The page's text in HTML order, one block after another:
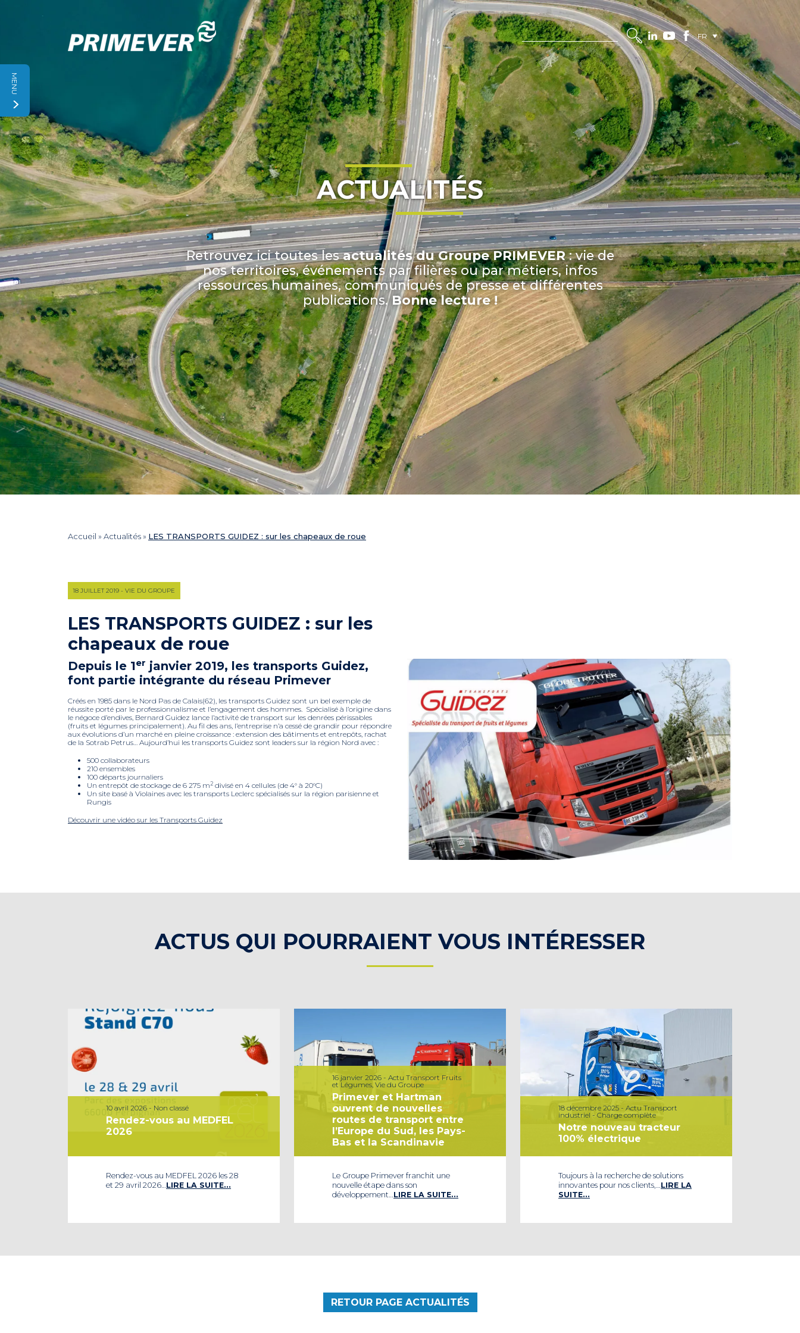
FR
MENU
ACTUALITÉS
Retrouvez ici toutes lesactualités du Groupe PRIMEVER: vie de
nos territoires, événements par filières ou par métiers, infos
ressources humaines, communiqués de presse et différentes
publications.Bonne lecture !
Accueil » Actualités» LES TRANSPORTS GUIDEZ : sur les chapeaux de roue
18 JUILLET 2019 - VIE DU GROUPE
LES TRANSPORTS GUIDEZ : sur les
chapeaux de roue
Depuis le 1er janvier 2019, les transports Guidez,
font partie intégrante du réseau Primever
Créés en 1985 dans le Nord Pas de Calais(62), les transports Guidez sont un bel exemple de
réussite porté par le professionnalisme et l’engagement des hommes. Spécialisé à l’origine dans
le négoce d’endives, Bernard Guidez lance l’activité de transport sur les denrées périssables
(fruits et légumes principalement). Au fil des ans, l’entreprise n’a cessé de grandir pour répondre
aux évolutions d’un marché en pleine croissance : extension des bâtiments et entrepôts, rachat
de la Sotrab Petrus… Aujourd’hui les transports Guidez sont leaders sur la région Nord avec :
500 collaborateurs
210 ensembles
100 départs journaliers
Un entrepôt de stockage de 6 275 m2 divisé en 4 cellules (de 4° à 20°C)
Un site basé à Violaines avec les transports Leclerc spécialisés sur la région parisienne et
Rungis
Découvrir une vidéo sur les Transports Guidez
ACTUS QUI POURRAIENT VOUS INTÉRESSER
10 avril 2026 - Non classé
Rendez-vous au MEDFEL
2026
Rendez-vous au MEDFEL 2026 les 28
et 29 avril 2026… LIRE LA SUITE…
16 janvier 2026 - Actu Transport Fruits
et Légumes, Vie du Groupe
Primever et Hartman
ouvrent de nouvelles
routes de transport entre
l’Europe du Sud, les Pays-
Bas et la Scandinavie
Le Groupe Primever franchit une
nouvelle étape dans son
développement… LIRE LA SUITE…
18 décembre 2025 - Actu Transport
industriel - Charge complète
Notre nouveau tracteur
100% électrique
Toujours à la recherche de solutions
innovantes pour nos clients,… LIRE LA
SUITE…
RETOUR PAGE ACTUALITÉS